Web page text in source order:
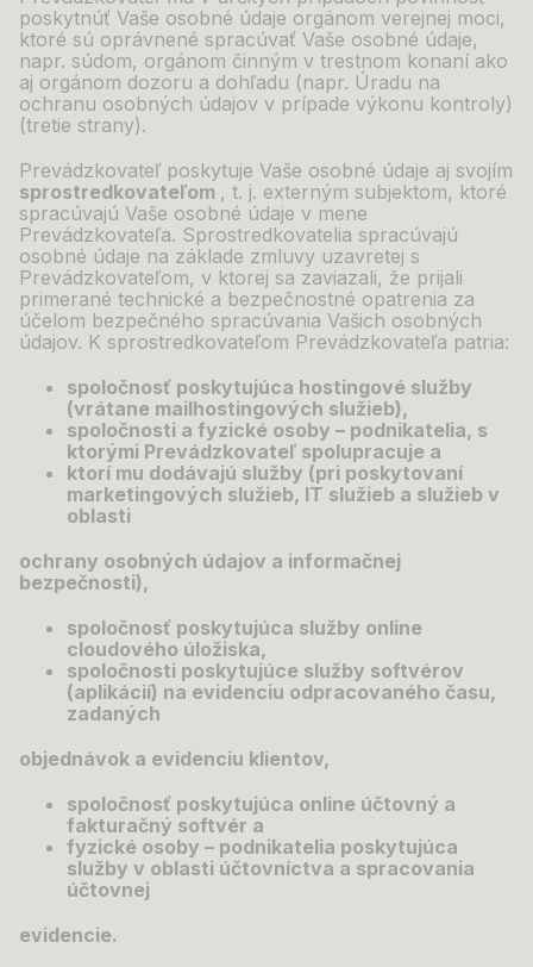
poskytnúť Vaše osobné údaje orgánom verejnej moci,
ktoré sú oprávnené spracúvať Vaše osobné údaje,
napr. súdom, orgánom činným v trestnom konaní ako
aj orgánom dozoru a dohľadu (napr. Úradu na
ochranu osobných údajov v prípade výkonu kontroly)
(tretie strany).
Prevádzkovateľ poskytuje Vaše osobné údaje aj svojím
sprostredkovateľom , t. j. externým subjektom, ktoré
spracúvajú Vaše osobné údaje v mene
Prevádzkovateľa. Sprostredkovatelia spracúvajú
osobné údaje na základe zmluvy uzavretej s
Prevádzkovateľom, v ktorej sa zaviazali, že prijali
primerané technické a bezpečnostné opatrenia za
účelom bezpečného spracúvania Vašich osobných
údajov. K sprostredkovateľom Prevádzkovateľa patria:
spoločnosť poskytujúca hostingové služby
(vrátane mailhostingových služieb),
spoločnosti a fyzické osoby – podnikatelia, s
ktorými Prevádzkovateľ spolupracuje a
ktorí mu dodávajú služby (pri poskytovaní
marketingových služieb, IT služieb a služieb v
oblasti
ochrany osobných údajov a informačnej
bezpečnosti),
spoločnosť poskytujúca služby online
cloudového úložiska,
spoločnosti poskytujúce služby softvérov
(aplikácií) na evidenciu odpracovaného času,
zadaných
objednávok a evidenciu klientov,
spoločnosť poskytujúca online účtovný a
fakturačný softvér a
fyzické osoby – podnikatelia poskytujúca
služby v oblasti účtovníctva a spracovania
účtovnej
evidencie.